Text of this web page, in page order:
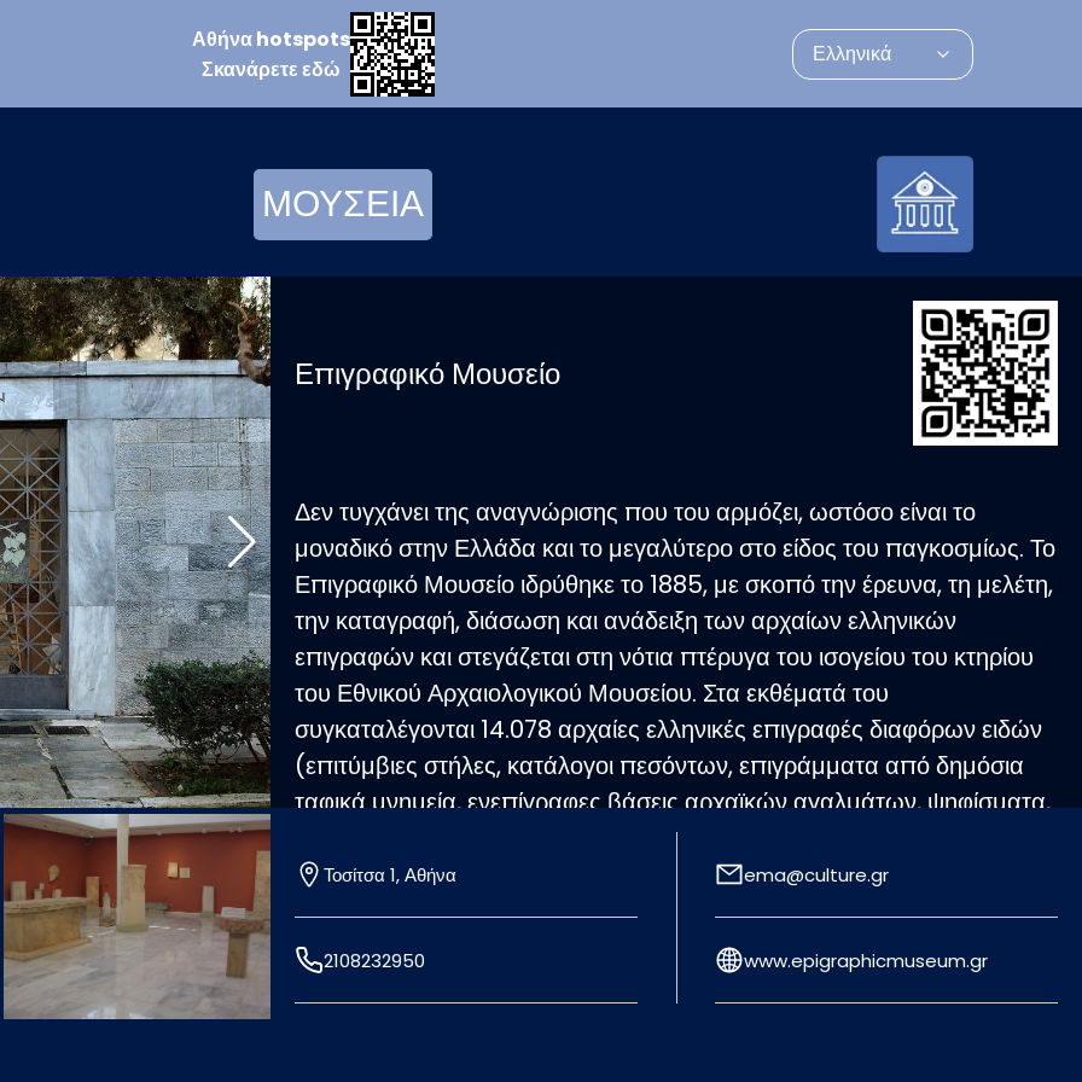
Αθήναhotspots
Σκανάρετεεδώ
Ελληνικά
ΜΟΥΣΕΙΑ
Επιγραφικό Μουσείο
Δεν τυγχάνει της αναγνώρισης που του αρμόζει, ωστόσο είναι το
μοναδικό στην Ελλάδα και το μεγαλύτερο στο είδος του παγκοσμίως. Το
Επιγραφικό Μουσείο ιδρύθηκε το 1885, με σκοπό την έρευνα, τη μελέτη,
την καταγραφή, διάσωση και ανάδειξη των αρχαίων ελληνικών
επιγραφών και στεγάζεται στη νότια πτέρυγα του ισογείου του κτηρίου
του Εθνικού Αρχαιολογικού Μουσείου. Στα εκθέματά του
συγκαταλέγονται 14.078 αρχαίες ελληνικές επιγραφές διαφόρων ειδών
(επιτύμβιες στήλες, κατάλογοι πεσόντων, επιγράμματα από δημόσια
ταφικά μνημεία, ενεπίγραφες βάσεις αρχαϊκών αγαλμάτων, ψηφίσματα,
αναθηματικές επιγραφές κ.ά.) σε λίθο, μάρμαρο και πηλό,
προερχόμενες κυρίως από την Αττική, αλλά και άλλες περιοχές του
αρχαίου ελληνικού κόσμου. Κατά κύριο λόγο είναι γραμμένες στην
ελληνική γλώσσα, ενώ υπάρχουν και λίγες λατινικές, περί τις 40
εβραϊκές επιτύμβιες επιγραφές του 16ου-17ου αιώνα, ελάχιστες
Τοσίτσα 1, Αθήνα
2108232950
ema@culture.gr
www.epigraphicmuseum.gr